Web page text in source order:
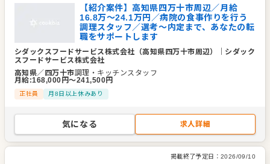
【紹介案件】高知県四万十市周辺／月給
16.8万～24.1万円／病院の食事作りを行う
調理スタッフ／選考～内定まで、あなたの転
職をサポートします
シダックスフードサービス株式会社（高知県四万十市周辺）
シダック
スフードサービス株式会社
高知県／ 四万十市調理・キッチンスタッフ
月給:168,000 円〜241,500円
正社員 月8日以上休みあり
気になる 求人詳細
掲載終了予定日： 2026/09/10